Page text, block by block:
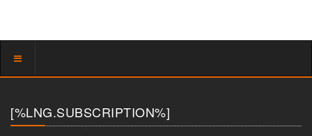
Показать
[%LNG.SUBSCRIPTION%]